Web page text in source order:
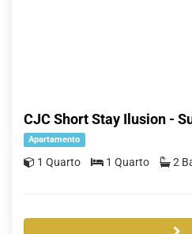
CJC Short Stay Ilusion -
Apartamento
1 Quarto 1 Quarto 2